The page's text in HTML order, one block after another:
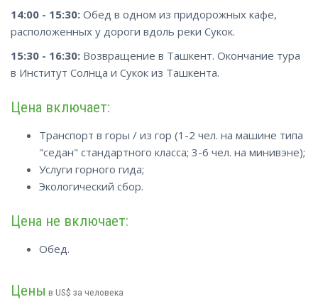
14:00 - 15:30: Обед в одном из придорожных кафе,
расположенных у дороги вдоль реки Сукок.
15:30 - 16:30: Возвращение в Ташкент. Окончание тура
в Институт Солнца и Сукок из Ташкента.
Цена включает:
Транспорт в горы / из гор (1-2 чел. на машине типа
"седан" стандартного класса; 3-6 чел. на минивэне);
Услуги горного гида;
Экологический сбор.
Цена не включает:
Обед.
Цены в US$ за человека